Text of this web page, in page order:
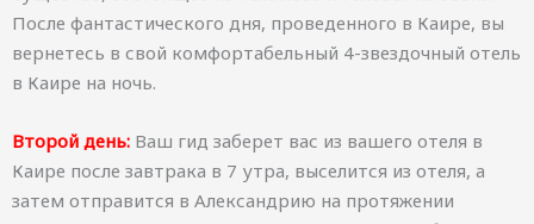
После фантастического дня, проведенного в Каире, вы
вернетесь в свой комфортабельный 4-звездочный отель
в Каире на ночь.
Второй день: Ваш гид заберет вас из вашего отеля в
Каире после завтрака в 7 утра, выселится из отеля, а
затем отправится в Александрию на протяжении